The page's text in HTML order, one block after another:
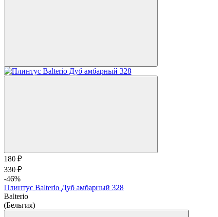
180 ₽
330 ₽
-46%
Плинтус Balterio Дуб амбарный 328
Balterio
(Бельгия)